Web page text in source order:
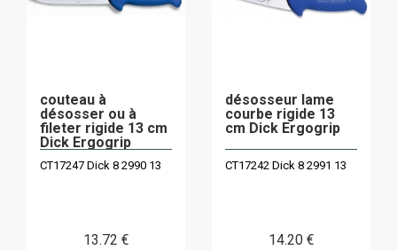
couteau à
désosser ou à
fileter rigide 13 cm
Dick Ergogrip
CT17247 Dick 8 2990 13
13.72 €
désosseur lame
courbe rigide 13
cm Dick Ergogrip
CT17242 Dick 8 2991 13
14.20 €